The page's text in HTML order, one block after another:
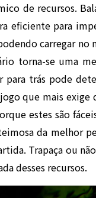
de recursos.
eficiente para
carregar no
torna-se uma
trás pode
que mais
estes são
da melhor
Trapaça ou
desses recursos.